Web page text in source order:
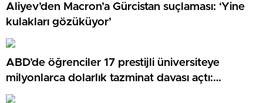
Aliyev’den Macron’a Gürcistan suçlaması: ‘Yine
kulakları gözüküyor’
ABD’de öğrenciler 17 prestijli üniversiteye
milyonlarca dolarlık tazminat davası açtı:
‘Zenginlere öncelik veriliyor’